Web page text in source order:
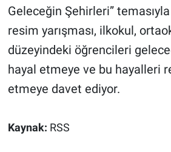
Geleceğin Şehirleri”
resim yarışması, ilkokul,
düzeyindeki öğrencileri
hayal etmeye ve bu hayalleri
etmeye davet ediyor.
Kaynak: RSS